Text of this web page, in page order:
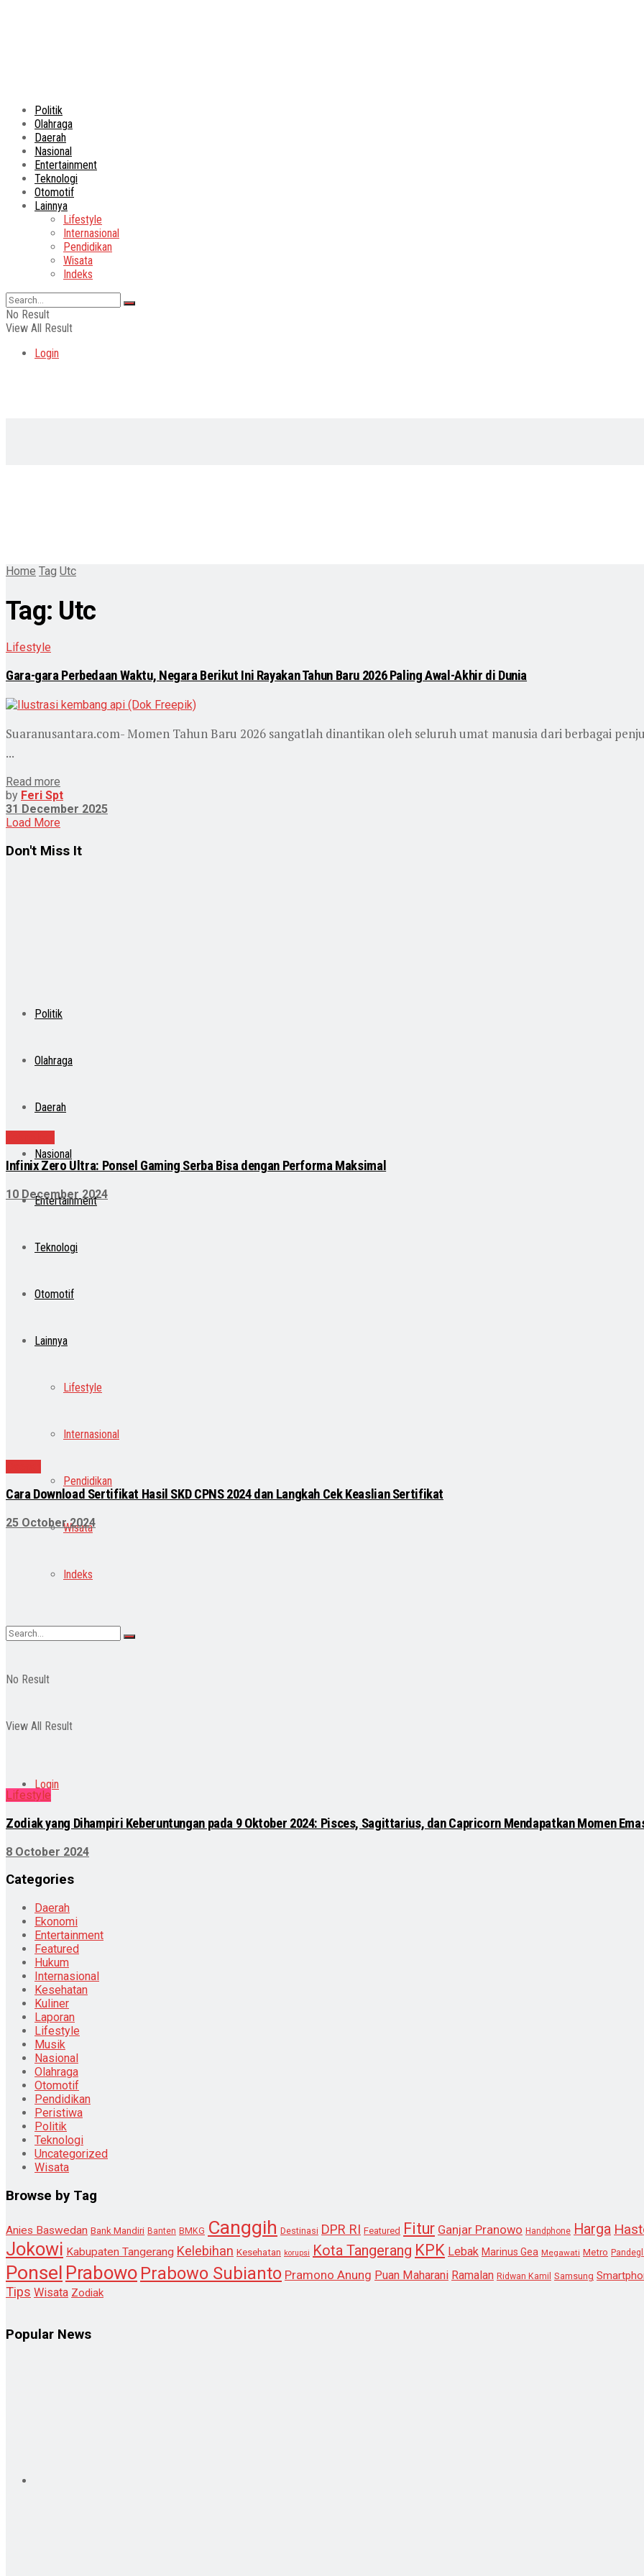
Politik
Olahraga
Daerah
Nasional
Entertainment
Teknologi
Otomotif
Lainnya
Lifestyle
Internasional
Pendidikan
Wisata
Indeks
No Result
View All Result
Login
Politik
Olahraga
Daerah
Nasional
Entertainment
Teknologi
Otomotif
Lainnya
Lifestyle
Internasional
Pendidikan
Wisata
Indeks
No Result
View All Result
Login
Home Tag Utc
Tag: Utc
Lifestyle
Gara-gara Perbedaan Waktu, Negara Berikut Ini Rayakan Tahun Baru 2026 Paling Awal-Akhir di Dunia
Suaranusantara.com- Momen Tahun Baru 2026 sangatlah dinantikan oleh seluruh umat manusia dari berbagai
...
Read more
by Feri Spt
31 December 2025
Load More
Don't Miss It
Infinix Zero Ultra: Ponsel Gaming Serba Bisa dengan Performa Maksimal
10 December 2024
Cara Download Sertifikat Hasil SKD CPNS 2024 dan Langkah Cek Keaslian Sertifikat
25 October 2024
Lifestyle
Zodiak yang Dihampiri Keberuntungan pada 9 Oktober 2024: Pisces, Sagittarius, dan Capricorn Mendapatkan Momen
8 October 2024
Categories
Daerah
Ekonomi
Entertainment
Featured
Hukum
Internasional
Kesehatan
Kuliner
Laporan
Lifestyle
Musik
Nasional
Olahraga
Otomotif
Pendidikan
Peristiwa
Politik
Teknologi
Uncategorized
Wisata
Browse by Tag
Anies Baswedan Bank Mandiri Banten BMKG Canggih Destinasi DPR RI Featured Fitur Ganjar Pranowo Handphone Harga
Jokowi Kabupaten Tangerang Kelebihan Kesehatan korupsi Kota Tangerang KPK Lebak Marinus Gea Megawati Metro
Ponsel Prabowo Prabowo Subianto Pramono Anung Puan Maharani Ramalan Ridwan Kamil Samsung
Tips Wisata Zodiak
Popular News